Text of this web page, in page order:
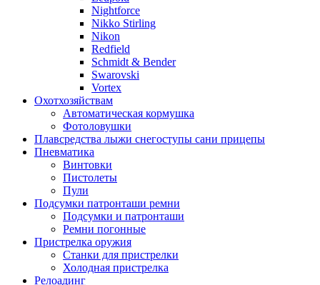
Nightforce
Nikko Stirling
Nikon
Redfield
Schmidt & Bender
Swarovski
Vortex
Охотхозяйствам
Автоматическая кормушка
Фотоловушки
Плавсредства лыжи снегоступы сани прицепы
Пневматика
Винтовки
Пистолеты
Пули
Подсумки патронташи ремни
Подсумки и патронташи
Ремни погонные
Пристрелка оружия
Станки для пристрелки
Холодная пристрелка
Релоадинг